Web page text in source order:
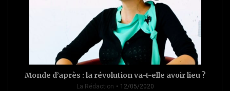
Monde d’après : la révolution va-t-elle avoir lieu ?
La Rédaction 12/05/2020